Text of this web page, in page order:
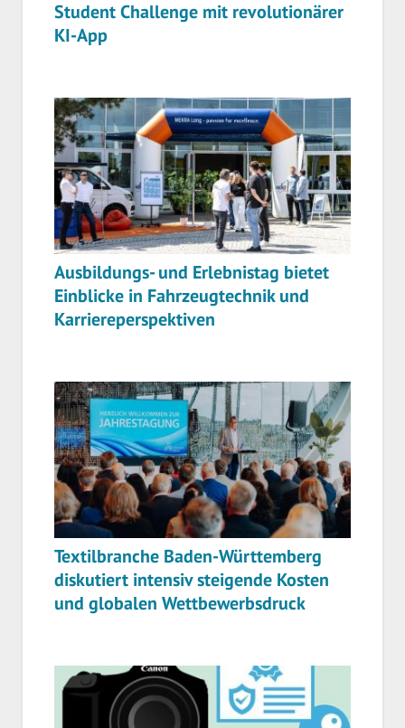
Student Challenge mit revolutionärer
KI-App
Ausbildungs- und Erlebnistag bietet
Einblicke in Fahrzeugtechnik und
Karriereperspektiven
Textilbranche Baden-Württemberg
diskutiert intensiv steigende Kosten
und globalen Wettbewerbsdruck